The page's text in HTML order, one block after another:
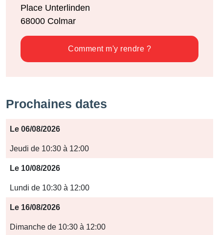
Place Unterlinden
68000 Colmar
Comment m'y rendre ?
Prochaines dates
Période
Jours
Horaires
Le 06/08/2026
Jeudi de 10:30 à 12:00
Le 10/08/2026
Lundi de 10:30 à 12:00
Le 16/08/2026
Dimanche de 10:30 à 12:00